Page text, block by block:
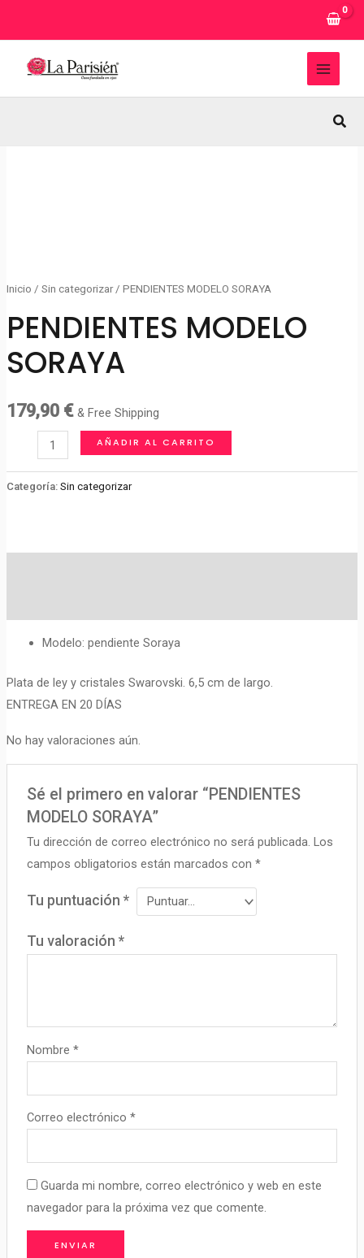
MAIN
Inicio / Sin categorizar/ PENDIENTES MODELO SORAYA
PENDIENTES MODELO
SORAYA
179,90 € & Free Shipping
PENDIENTES
MODELO
SORAYA
AÑADIR AL CARRITO
Categoría: Sin categorizar
Modelo: pendiente Soraya
Plata de ley y cristales Swarovski. 6,5 cm de largo.
ENTREGA EN 20 DÍAS
No hay valoraciones aún.
Sé el primero en valorar “PENDIENTES
MODELO SORAYA”
Tu dirección de correo electrónico no será publicada. Los
campos obligatorios están marcados con*
Tu puntuación*
Tu valoración*
Nombre*
Correo electrónico*
Guarda mi nombre, correo electrónico y web en este
navegador para la próxima vez que comente.